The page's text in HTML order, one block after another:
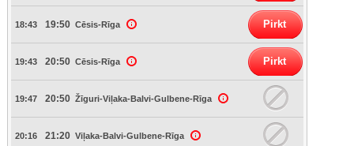
18:43 19:50 Cēsis-Rīga Pirkt
19:43 20:50 Cēsis-Rīga Pirkt
19:47 20:50 Žīguri-Viļaka-Balvi-Gulbene-Rīga
20:16 21:20 Viļaka-Balvi-Gulbene-Rīga